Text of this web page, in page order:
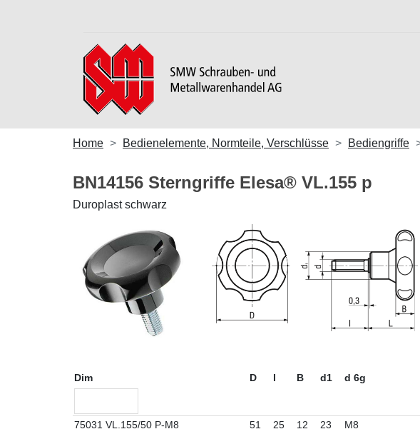
Home Bedienelemente, Normteile, Verschlüsse Bediengriffe
BN14156 Sterngriffe Elesa® VL.155 p
Duroplast schwarz
Dim D l B d1 d 6g
75031 VL.155/50 P-M8 51 25 12 23 M8